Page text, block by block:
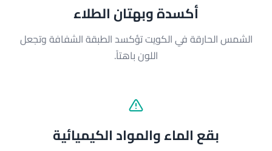
أكسدة وبهتان الطلاء
الشمس الحارقة في الكويت تؤكسد الطبقة الشفافة وتجعل
اللون باهتاً.
بقع الماء والمواد الكيميائية